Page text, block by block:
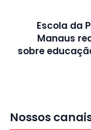
Escola da
Manaus
sobre
Nossos